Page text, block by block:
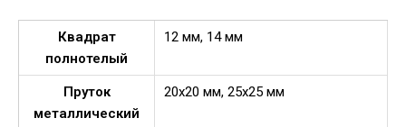
Квадрат
полнотелый
12 мм, 14 мм
Пруток
металлический
20х20 мм, 25х25 мм